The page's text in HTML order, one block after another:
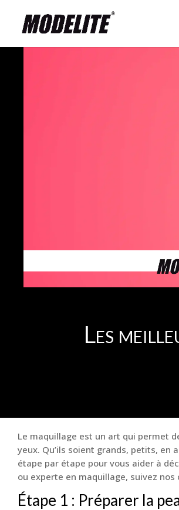
Les
Le maquillage est un art qui permet
yeux. Qu’ils soient grands, petits, en
étape par étape pour vous aider à
ou experte en maquillage, suivez
Étape 1 : Préparer la